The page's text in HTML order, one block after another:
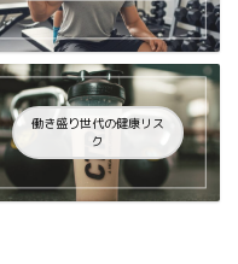
働き盛り世代の健康リス
ク